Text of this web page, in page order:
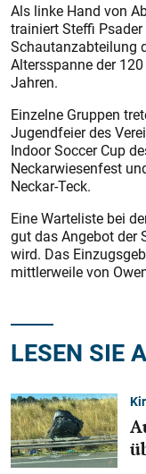
Als linke Hand von
trainiert Steffi
Schautanzabteilung
Altersspanne der
Jahren.
Einzelne Gruppen
Jugendfeier des
Indoor Soccer Cup
Neckarwiesenfest
Neckar-Teck.
Eine Warteliste bei
gut das Angebot der
wird. Das
mittlerweile von
LESEN SIE